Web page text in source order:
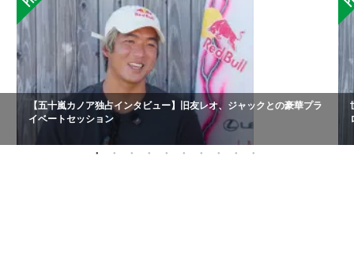
【五十嵐カノア独占インタビュー】旧友レオ、ジャックとの豪華プラ
イベートセッション